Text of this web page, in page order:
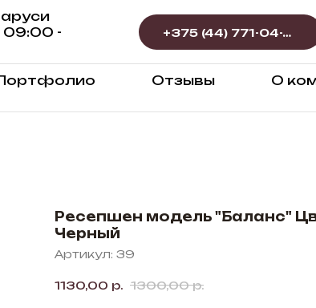
09:00 -
+375 (44) 771-04-77
Отзывы
О
Ресепшен модель "Баланс"
Черный
Артикул: 39
1130,00 р. 1300,00 р.